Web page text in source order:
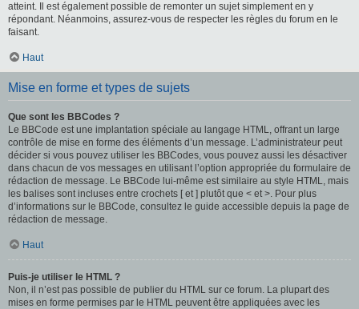
atteint. Il est également possible de remonter un sujet simplement en y
répondant. Néanmoins, assurez-vous de respecter les règles du forum en le
faisant.
Haut
Mise en forme et types de sujets
Que sont les BBCodes ?
Le BBCode est une implantation spéciale au langage HTML, offrant un large
contrôle de mise en forme des éléments d’un message. L’administrateur peut
décider si vous pouvez utiliser les BBCodes, vous pouvez aussi les désactiver
dans chacun de vos messages en utilisant l’option appropriée du formulaire de
rédaction de message. Le BBCode lui-même est similaire au style HTML, mais
les balises sont incluses entre crochets [ et ] plutôt que < et >. Pour plus
d’informations sur le BBCode, consultez le guide accessible depuis la page de
rédaction de message.
Haut
Puis-je utiliser le HTML ?
Non, il n’est pas possible de publier du HTML sur ce forum. La plupart des
mises en forme permises par le HTML peuvent être appliquées avec les